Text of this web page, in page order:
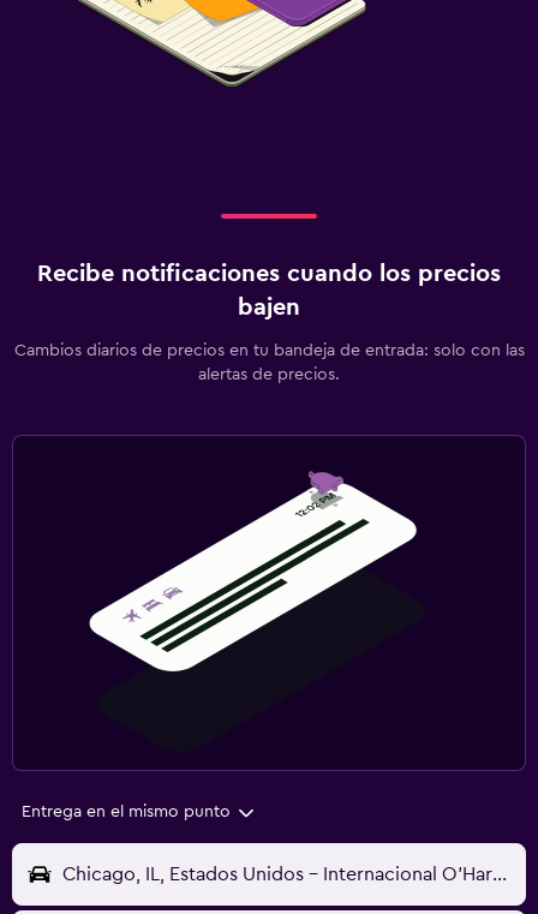
Recibe notificaciones cuando los precios
bajen
Cambios diarios de precios en tu bandeja de entrada: solo con las
alertas de precios.
Entrega en el mismo punto
Chicago, IL, Estados Unidos - Internacional O'Hare (ORD)